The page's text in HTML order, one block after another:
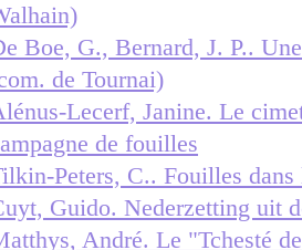
Boe, G., Bernard, J. P..
de Tournai)
Lecerf, Janine. Le
de fouilles
Peters, C.. Fouilles
Guido. Nederzetting uit
André. Le "Tchesté